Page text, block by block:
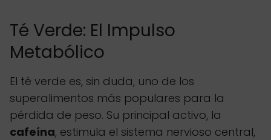
Té Verde: El Impulso
Metabólico
El té verde es, sin duda, uno de los
superalimentos más populares para la
pérdida de peso. Su principal activo, la
cafeína, estimula el sistema nervioso central,